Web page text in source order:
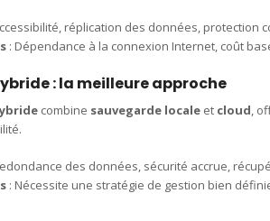
réplication des données, protection
: Dépendance à la connexion Internet, coût
: la meilleure approche
combine sauvegarde locale et cloud,
des données, sécurité accrue,
: Nécessite une stratégie de gestion bien